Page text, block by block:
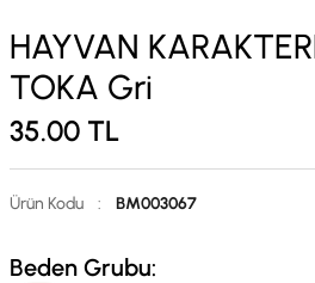
HAYVAN
TOKA Gri
35.00 TL
Ürün Kodu : BM003067
Beden Grubu: